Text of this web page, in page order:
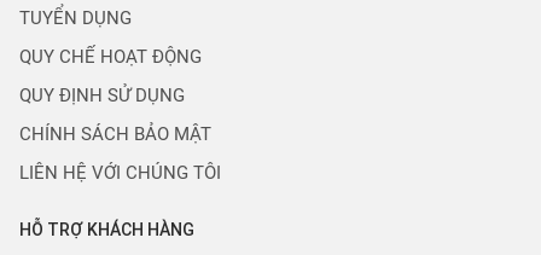
TUYỂN DỤNG
QUY CHẾ HOẠT ĐỘNG
QUY ĐỊNH SỬ DỤNG
CHÍNH SÁCH BẢO MẬT
LIÊN HỆ VỚI CHÚNG TÔI
HỖ TRỢ KHÁCH HÀNG